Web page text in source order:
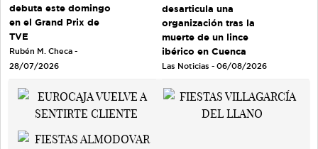
debuta este domingo
en el Grand Prix de
TVE
Rubén M. Checa -
28/07/2026
desarticula una
organización tras la
muerte de un lince
ibérico en Cuenca
Las Noticias - 06/08/2026